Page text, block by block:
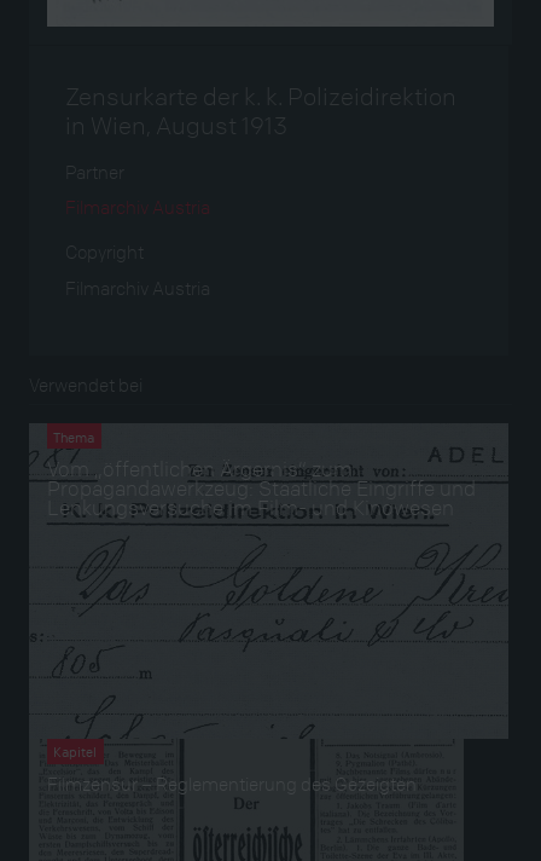
Zensurkarte der k. k. Polizeidirektion
in Wien, August 1913
Partner
Filmarchiv Austria
Copyright
Filmarchiv Austria
Verwendet bei
Thema
Vom „öffentlichen Ärgernis“ zum
Propagandawerkzeug: Staatliche Eingriffe und
Lenkungsversuche im Film- und Kinowesen
Kapitel
Filmzensur – Reglementierung des Gezeigten